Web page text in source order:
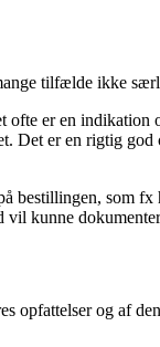
tilfælde ikke
er en indikation
Det er en rigtig
bestillingen, som
vil kunne
opfattelser og af